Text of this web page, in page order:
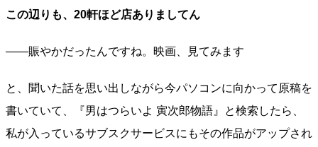
この辺りも、20軒ほど店ありましてん
――賑やかだったんですね。映画、見てみます
と、聞いた話を思い出しながら今パソコンに向かって原稿を
書いていて、『男はつらいよ 寅次郎物語』と検索したら、
私が入っているサブスクサービスにもその作品がアップされ